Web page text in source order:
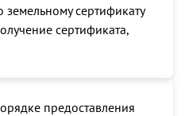
земельному сертификату
сертификата,
предоставления